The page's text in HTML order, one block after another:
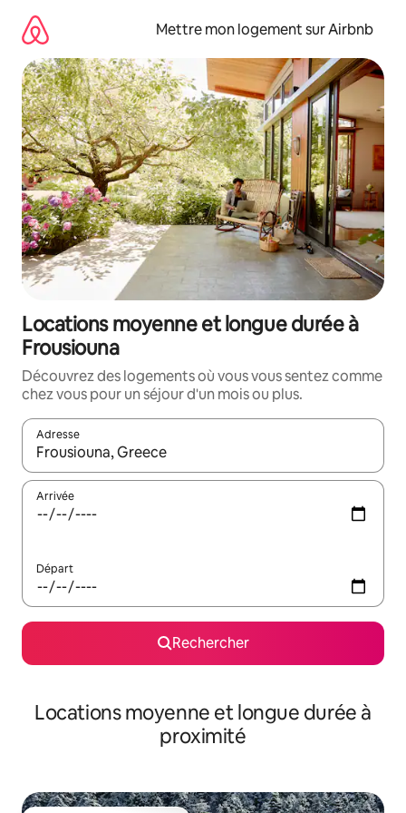
directement
contenu
Mettre mon logement sur Airbnb
Locations moyenne et longue durée à
Frousiouna
Découvrez des logements où vous vous sentez comme
chez vous pour un séjour d'un mois ou plus.
Adresse
Lorsque les résultats s'affichent, utilisez les flèches vers le
Arrivée
Départ
Rechercher
Locations moyenne et longue durée à
proximité